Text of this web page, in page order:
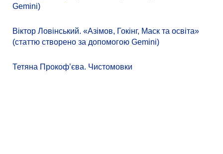
Gemini)
Віктор Ловінський. «Азімов, Гокінг, Маск та освіта»
(статтю створено за допомогою Gemini)
Тетяна Прокоф’єва. Чистомовки